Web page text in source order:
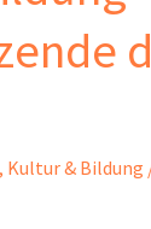
, Kultur & Bildung